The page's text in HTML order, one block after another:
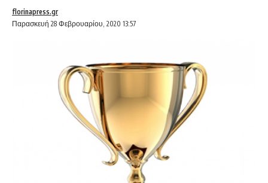
Παρασκευή 28 Φεβρουαρίου, 2020 13:57
florinapress.gr